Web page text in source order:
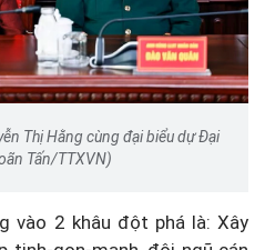
Thị Hằng cùng đại biểu dự Đại
Tấn/TTXVN)
vào 2 khâu đột phá là: Xây